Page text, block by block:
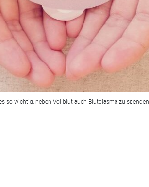
so wichtig, neben Vollblut auch Blutplasma zu spenden.